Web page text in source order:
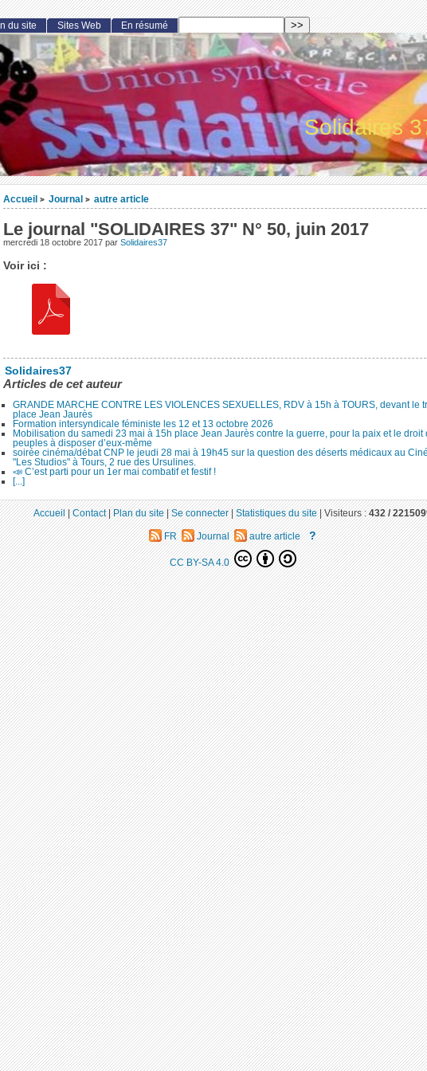
Solidaires
Accueil > Journal > autre article
Le journal "SOLIDAIRES 37" N° 50, juin 2017
mercredi 18 octobre 2017 par Solidaires37
Voir ici :
Solidaires37
Articles de cet auteur
GRANDE MARCHE CONTRE LES VIOLENCES SEXUELLES, RDV à 15h à TOURS, devant le
place Jean Jaurès
Formation intersyndicale féministe les 12 et 13 octobre 2026
Mobilisation du samedi 23 mai à 15h place Jean Jaurès contre la guerre, pour la paix et le droit
peuples à disposer d’eux-même
soirée cinéma/débat CNP le jeudi 28 mai à 19h45 sur la question des déserts médicaux au
"Les Studios" à Tours, 2 rue des Ursulines.
📣 C’est parti pour un 1er mai combatif et festif !
[...]
du site Sites Web En résumé
Accueil|Contact|Plan du site|Se connecter|Statistiques du site|Visiteurs :432 /
FR Journal autre article ?
CC BY-SA 4.0